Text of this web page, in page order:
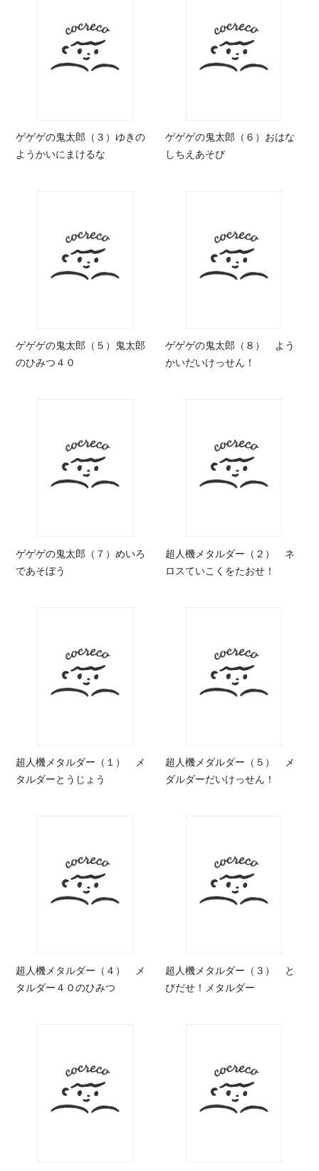
ゲゲゲの鬼太郎（３）ゆきの
ようかいにまけるな
ゲゲゲの鬼太郎（６）おはな
しちえあそび
ゲゲゲの鬼太郎（５）鬼太郎
のひみつ４０
ゲゲゲの鬼太郎（８） よう
かいだいけっせん！
ゲゲゲの鬼太郎（７）めいろ
であそぼう
超人機メタルダー（２） ネ
ロスていこくをたおせ！
超人機メタルダー（１） メ
タルダーとうじょう
超人機メダルダー（５） メ
ダルダーだいけっせん！
超人機メタルダー（４） メ
タルダー４０のひみつ
超人機メタルダー（３） と
びだせ！メタルダー